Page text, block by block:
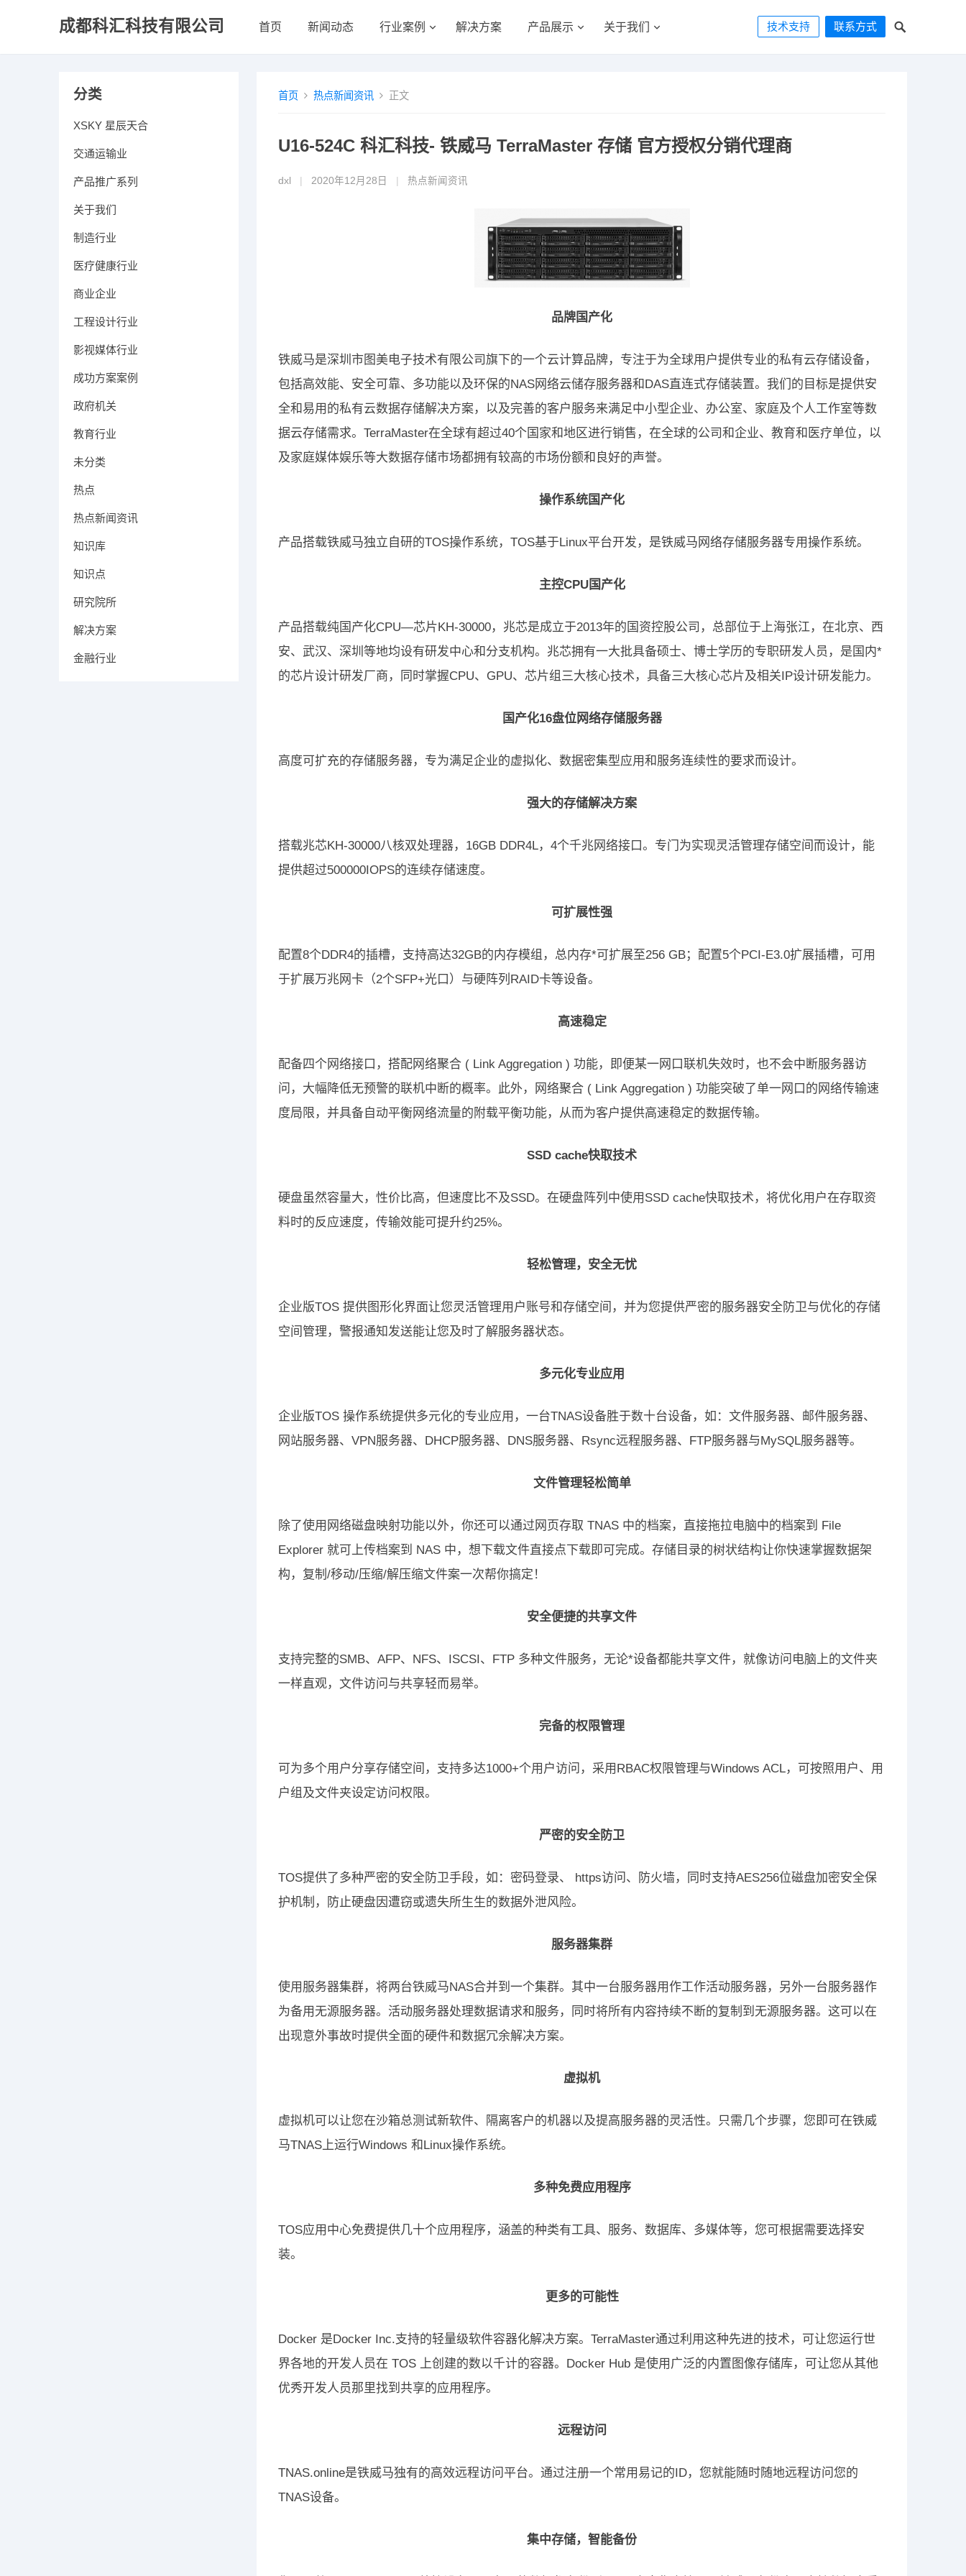
成都科汇科技有限公司 首页 新闻动态 行业案例 解决方案 产品展示 关于我们 技术支持 联系方式
首页 热点新闻资讯 正文
U16-524C 科汇科技- 铁威马 TerraMaster 存储 官方授权分销代理商
dxl 2020年12月28日 热点新闻资讯
品牌国产化
铁威马是深圳市图美电子技术有限公司旗下的一个云计算品牌，专注于为全球用户提供专业的私有云存储设备，
包括高效能、安全可靠、多功能以及环保的NAS网络云储存服务器和DAS直连式存储装置。我们的目标是提供安
全和易用的私有云数据存储解决方案，以及完善的客户服务来满足中小型企业、办公室、家庭及个人工作室等数
据云存储需求。TerraMaster在全球有超过40个国家和地区进行销售，在全球的公司和企业、教育和医疗单位，以
及家庭媒体娱乐等大数据存储市场都拥有较高的市场份额和良好的声誉。
操作系统国产化
产品搭载铁威马独立自研的TOS操作系统，TOS基于Linux平台开发，是铁威马网络存储服务器专用操作系统。
主控CPU国产化
产品搭载纯国产化CPU—芯片KH-30000，兆芯是成立于2013年的国资控股公司，总部位于上海张江，在北京、西
安、武汉、深圳等地均设有研发中心和分支机构。兆芯拥有一大批具备硕士、博士学历的专职研发人员，是国内*
的芯片设计研发厂商，同时掌握CPU、GPU、芯片组三大核心技术，具备三大核心芯片及相关IP设计研发能力。
国产化16盘位网络存储服务器
高度可扩充的存储服务器，专为满足企业的虚拟化、数据密集型应用和服务连续性的要求而设计。
强大的存储解决方案
搭载兆芯KH-30000八核双处理器，16GB DDR4L，4个千兆网络接口。专门为实现灵活管理存储空间而设计，能
提供超过500000IOPS的连续存储速度。
可扩展性强
配置8个DDR4的插槽，支持高达32GB的内存模组，总内存*可扩展至256 GB；配置5个PCI-E3.0扩展插槽，可用
于扩展万兆网卡（2个SFP+光口）与硬阵列RAID卡等设备。
高速稳定
配备四个网络接口，搭配网络聚合 ( Link Aggregation ) 功能，即便某一网口联机失效时，也不会中断服务器访
问，大幅降低无预警的联机中断的概率。此外，网络聚合 ( Link Aggregation ) 功能突破了单一网口的网络传输速
度局限，并具备自动平衡网络流量的附载平衡功能，从而为客户提供高速稳定的数据传输。
SSD cache快取技术
硬盘虽然容量大，性价比高，但速度比不及SSD。在硬盘阵列中使用SSD cache快取技术，将优化用户在存取资
料时的反应速度，传输效能可提升约25%。
轻松管理，安全无忧
企业版TOS 提供图形化界面让您灵活管理用户账号和存储空间，并为您提供严密的服务器安全防卫与优化的存储
空间管理，警报通知发送能让您及时了解服务器状态。
多元化专业应用
企业版TOS 操作系统提供多元化的专业应用，一台TNAS设备胜于数十台设备，如：文件服务器、邮件服务器、
网站服务器、VPN服务器、DHCP服务器、DNS服务器、Rsync远程服务器、FTP服务器与MySQL服务器等。
文件管理轻松简单
除了使用网络磁盘映射功能以外，你还可以通过网页存取 TNAS 中的档案，直接拖拉电脑中的档案到 File
Explorer 就可上传档案到 NAS 中，想下载文件直接点下载即可完成。存储目录的树状结构让你快速掌握数据架
构，复制/移动/压缩/解压缩文件案一次帮你搞定！
安全便捷的共享文件
支持完整的SMB、AFP、NFS、ISCSI、FTP 多种文件服务，无论*设备都能共享文件，就像访问电脑上的文件夹
一样直观，文件访问与共享轻而易举。
完备的权限管理
可为多个用户分享存储空间，支持多达1000+个用户访问，采用RBAC权限管理与Windows ACL，可按照用户、用
户组及文件夹设定访问权限。
严密的安全防卫
TOS提供了多种严密的安全防卫手段，如：密码登录、 https访问、防火墙，同时支持AES256位磁盘加密安全保
护机制，防止硬盘因遭窃或遗失所生生的数据外泄风险。
服务器集群
使用服务器集群，将两台铁威马NAS合并到一个集群。其中一台服务器用作工作活动服务器，另外一台服务器作
为备用无源服务器。活动服务器处理数据请求和服务，同时将所有内容持续不断的复制到无源服务器。这可以在
出现意外事故时提供全面的硬件和数据冗余解决方案。
虚拟机
虚拟机可以让您在沙箱总测试新软件、隔离客户的机器以及提高服务器的灵活性。只需几个步骤，您即可在铁威
马TNAS上运行Windows 和Linux操作系统。
多种免费应用程序
TOS应用中心免费提供几十个应用程序，涵盖的种类有工具、服务、数据库、多媒体等，您可根据需要选择安
装。
更多的可能性
Docker 是Docker Inc.支持的轻量级软件容器化解决方案。TerraMaster通过利用这种先进的技术，可让您运行世
界各地的开发人员在 TOS 上创建的数以千计的容器。Docker Hub 是使用广泛的内置图像存储库，可让您从其他
优秀开发人员那里找到共享的应用程序。
远程访问
TNAS.online是铁威马独有的高效远程访问平台。通过注册一个常用易记的ID，您就能随时随地远程访问您的
TNAS设备。
集中存储，智能备份
分类
XSKY 星辰天合
交通运输业
产品推广系列
关于我们
制造行业
医疗健康行业
商业企业
工程设计行业
影视媒体行业
成功方案案例
政府机关
教育行业
未分类
热点
热点新闻资讯
知识库
知识点
研究院所
解决方案
金融行业